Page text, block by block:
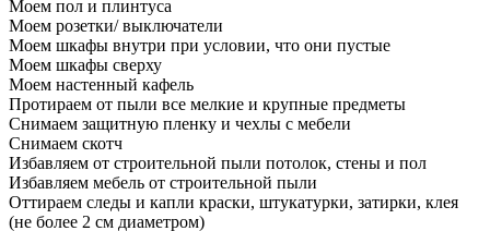
Моем пол и плинтуса
Моем розетки/ выключатели
Моем шкафы внутри при условии, что они пустые
Моем шкафы сверху
Моем настенный кафель
Протираем от пыли все мелкие и крупные предметы
Снимаем защитную пленку и чехлы с мебели
Снимаем скотч
Избавляем от строительной пыли потолок, стены и пол
Избавляем мебель от строительной пыли
Оттираем следы и капли краски, штукатурки, затирки, клея
(не более 2 см диаметром)